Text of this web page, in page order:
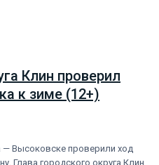
Клин проверил
к зиме (12+)
— Высоковске проверили ход
Глава городского округа Клин